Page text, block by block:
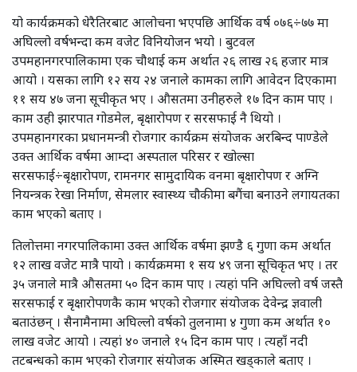
यो कार्यक्रमको धेरैतिरबाट आलोचना भएपछि आर्थिक वर्ष ०७६÷७७ मा
अघिल्लो वर्षभन्दा कम वजेट विनियोजन भयो । बुटवल
उपमहानगरपालिकामा एक चौथाई कम अर्थात २६ लाख २६ हजार मात्र
आयो । यसका लागि १२ सय २४ जनाले कामका लागि आवेदन दिएकामा
११ सय ४७ जना सूचीकृत भए । औसतमा उनीहरुले १७ दिन काम पाए ।
काम उही झारपात गोडमेल, बृक्षारोपण र सरसफाई नै थियो ।
उपमहानगरका प्रधानमन्त्री रोजगार कार्यक्रम संयोजक अरबिन्द पाण्डेले
उक्त आर्थिक वर्षमा आम्दा अस्पताल परिसर र खोल्सा
सरसफाई÷बृक्षारोपण, रामनगर सामुदायिक वनमा बृक्षारोपण र अग्नि
नियन्त्रक रेखा निर्माण, सेमलार स्वास्थ्य चौकीमा बगैंचा बनाउने लगायतका
काम भएको बताए ।
तिलोत्तमा नगरपालिकामा उक्त आर्थिक वर्षमा झण्डै ६ गुणा कम अर्थात
१२ लाख वजेट मात्रै पायो । कार्यक्रममा १ सय ४९ जना सूचिकृत भए । तर
३५ जनाले मात्रै औसतमा ५० दिन काम पाए । त्यहां पनि अघिल्लो वर्ष जस्तै
सरसफाई र बृक्षारोपणकै काम भएको रोजगार संयोजक देवेन्द्र ज्ञवाली
बताउंछन् । सैनामैनामा अघिल्लो वर्षको तुलनामा ४ गुणा कम अर्थात १०
लाख वजेट आयो । त्यहां ४० जनाले १५ दिन काम पाए । त्यहाँ नदी
तटबन्धको काम भएको रोजगार संयोजक अस्मित खड्काले बताए ।